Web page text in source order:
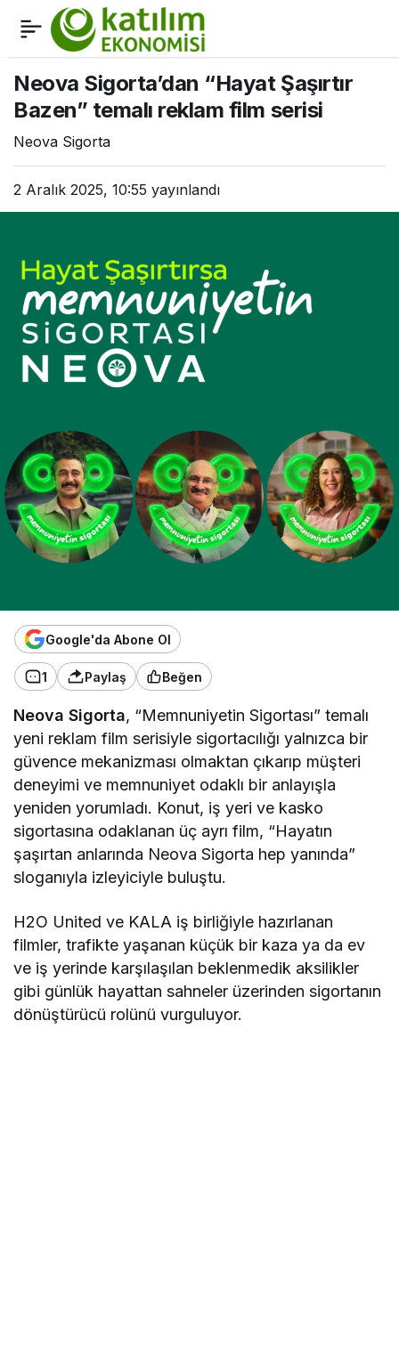
Neova Sigorta’dan “Hayat Şaşırtır
Bazen” temalı reklam film serisi
Neova Sigorta
2 Aralık 2025, 10:55 yayınlandı
Google'da Abone Ol
1 Paylaş Beğen
Neova Sigorta, “Memnuniyetin Sigortası” temalı
yeni reklam film serisiyle sigortacılığı yalnızca bir
güvence mekanizması olmaktan çıkarıp müşteri
deneyimi ve memnuniyet odaklı bir anlayışla
yeniden yorumladı. Konut, iş yeri ve kasko
sigortasına odaklanan üç ayrı film, “Hayatın
şaşırtan anlarında Neova Sigorta hep yanında”
sloganıyla izleyiciyle buluştu.
H2O United ve KALA iş birliğiyle hazırlanan
filmler, trafikte yaşanan küçük bir kaza ya da ev
ve iş yerinde karşılaşılan beklenmedik aksilikler
gibi günlük hayattan sahneler üzerinden sigortanın
dönüştürücü rolünü vurguluyor.
Katılım Emeklilik 10 bin
fidanı toprakla
buluşturdu!